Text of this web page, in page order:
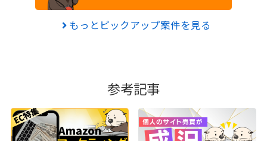
もっとピックアップ案件を見る
参考記事